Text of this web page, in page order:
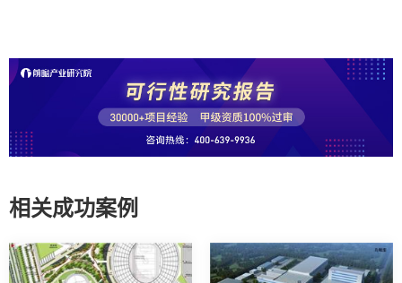
相关成功案例